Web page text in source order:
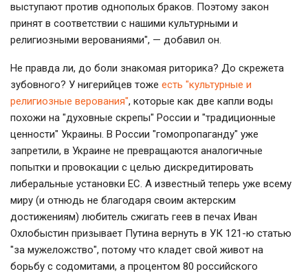
выступают против однополых браков. Поэтому закон
принят в соответствии с нашими культурными и
религиозными верованиями", — добавил он.
Не правда ли, до боли знакомая риторика? До скрежета
зубовного? У нигерийцев тоже есть "культурные и
религиозные верования", которые как две капли воды
похожи на "духовные скрепы" России и "традиционные
ценности" Украины. В России "гомопропаганду" уже
запретили, в Украине не превращаются аналогичные
попытки и провокации с целью дискредитировать
либеральные установки ЕС. А известный теперь уже всему
миру (и отнюдь не благодаря своим актерским
достижениям) любитель сжигать геев в печах Иван
Охлобыстин призывает Путина вернуть в УК 121-ю статью
"за мужеложство", потому что кладет свой живот на
борьбу с содомитами, а процентом 80 российского